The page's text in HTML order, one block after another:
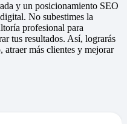
y un posicionamiento SEO
No subestimes la
profesional para
tus resultados. Así, lograrás
más clientes y mejorar